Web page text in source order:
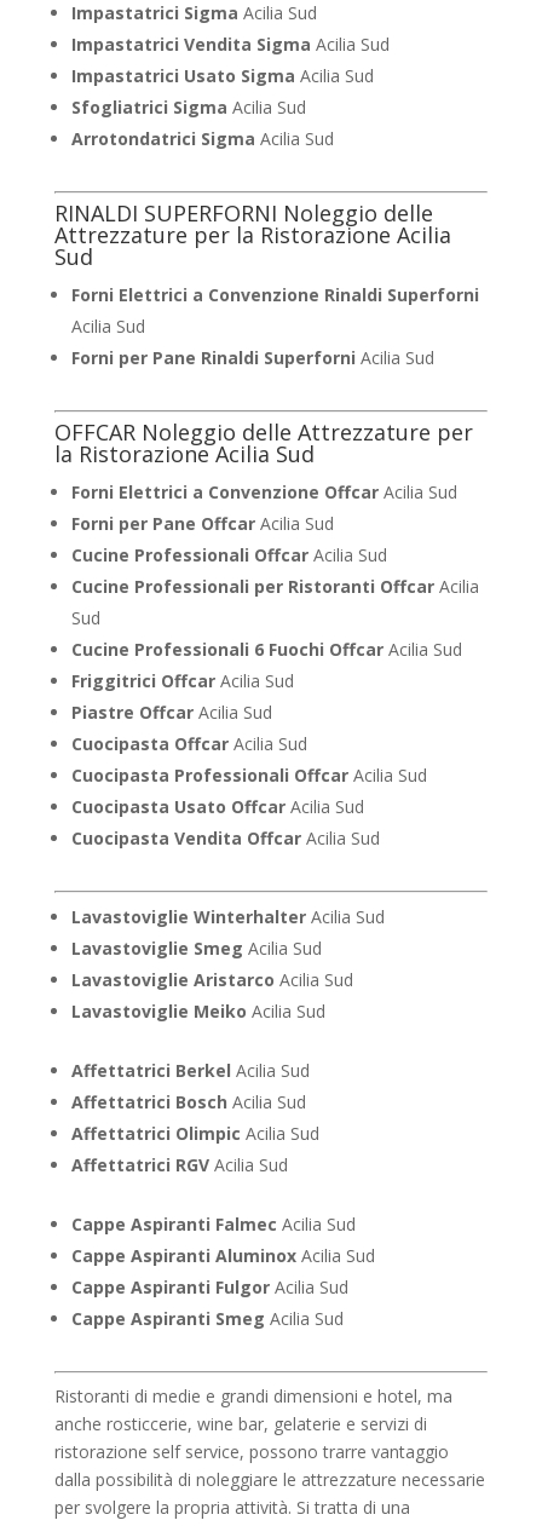
Impastatrici Sigma Acilia Sud
Impastatrici Vendita Sigma Acilia Sud
Impastatrici Usato Sigma Acilia Sud
Sfogliatrici Sigma Acilia Sud
Arrotondatrici Sigma Acilia Sud
RINALDI SUPERFORNI Noleggio delle
Attrezzature per la Ristorazione Acilia
Sud
Forni Elettrici a Convenzione Rinaldi Superforni
Acilia Sud
Forni per Pane Rinaldi Superforni Acilia Sud
OFFCAR Noleggio delle Attrezzature per
la Ristorazione Acilia Sud
Forni Elettrici a Convenzione OffcarAcilia Sud
Forni per Pane OffcarAcilia Sud
Cucine Professionali OffcarAcilia Sud
Cucine Professionali per Ristoranti OffcarAcilia
Sud
Cucine Professionali 6 Fuochi OffcarAcilia Sud
Friggitrici OffcarAcilia Sud
Piastre OffcarAcilia Sud
Cuocipasta OffcarAcilia Sud
Cuocipasta Professionali OffcarAcilia Sud
Cuocipasta Usato OffcarAcilia Sud
Cuocipasta Vendita OffcarAcilia Sud
Lavastoviglie WinterhalterAcilia Sud
Lavastoviglie Smeg Acilia Sud
Lavastoviglie Aristarco Acilia Sud
Lavastoviglie Meiko Acilia Sud
Affettatrici Berkel Acilia Sud
Affettatrici Bosch Acilia Sud
Affettatrici Olimpic Acilia Sud
Affettatrici RGVAcilia Sud
Cappe Aspiranti Falmec Acilia Sud
Cappe Aspiranti AluminoxAcilia Sud
Cappe Aspiranti FulgorAcilia Sud
Cappe Aspiranti Smeg Acilia Sud
Ristoranti di medie e grandi dimensioni e hotel, ma
anche rosticcerie, wine bar, gelaterie e servizi di
ristorazione self service, possono trarre vantaggio
dalla possibilità di noleggiare le attrezzature necessarie
per svolgere la propria attività. Si tratta di una